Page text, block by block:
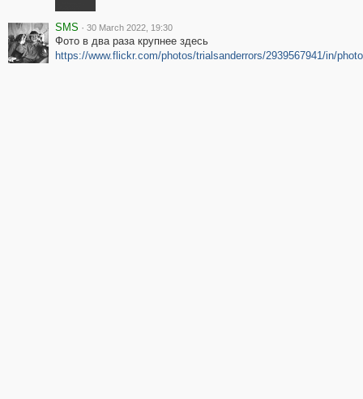
SMS · 30 March 2022, 19:30
Фото в два раза крупнее здесь
https://www.flickr.com/photos/trialsanderrors/2939567941/in/